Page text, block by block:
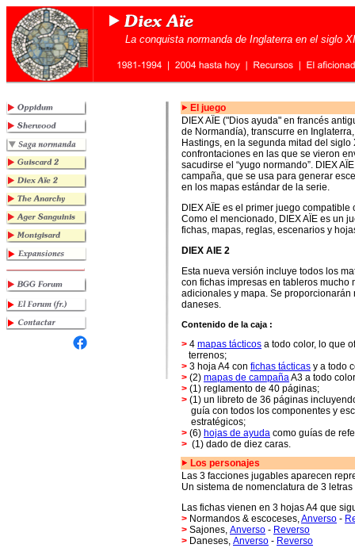
La conquista normanda de Inglaterra en el siglo XI
El juego
DIEX AÏE ("Dios ayuda" en francés
de Normandía), transcurre en
Hastings, en la segunda mitad del
confrontaciones en las que se vieron
sacudirse el “yugo normando”. DIEX
campaña, que se usa para generar
en los mapas estándar de la serie.
DIEX AÏE es el primer juego
Como el mencionado, DIEX AÏE es un
fichas, mapas, reglas, escenarios y
DIEX AIE 2
Esta nueva versión incluye todos los
con fichas impresas en tableros mucho
adicionales y mapa. Se
daneses.
Contenido de la caja :
> 4 mapas tácticos a todo color, lo que
terrenos;
> 3 hoja A4 con fichas tácticas y a todo
> (2) mapas de campañaA3 a todo
> (1) reglamento de 40 páginas;
> (1) un libreto de 36 páginas
guía con todos los componentes y
estratégicos;
> (6) hojas de ayuda como guías de
> (1) dado de diez caras.
Los personajes
Las 3 facciones jugables aparecen
Un sistema de nomenclatura de 3
Las fichas vienen en 3 hojas A4 que
> Normandos & escoceses,Anverso -
> Sajones, Anverso - Reverso
> Daneses, Anverso - Reverso